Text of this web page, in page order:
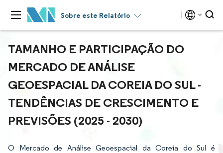
Sobre este Relatório
TAMANHO E PARTICIPAÇÃO DO
MERCADO DE ANÁLISE
GEOESPACIAL DA COREIA DO SUL -
TENDÊNCIAS DE CRESCIMENTO E
PREVISÕES (2025 - 2030)
O Mercado de Análise Geoespacial da Coreia do Sul é